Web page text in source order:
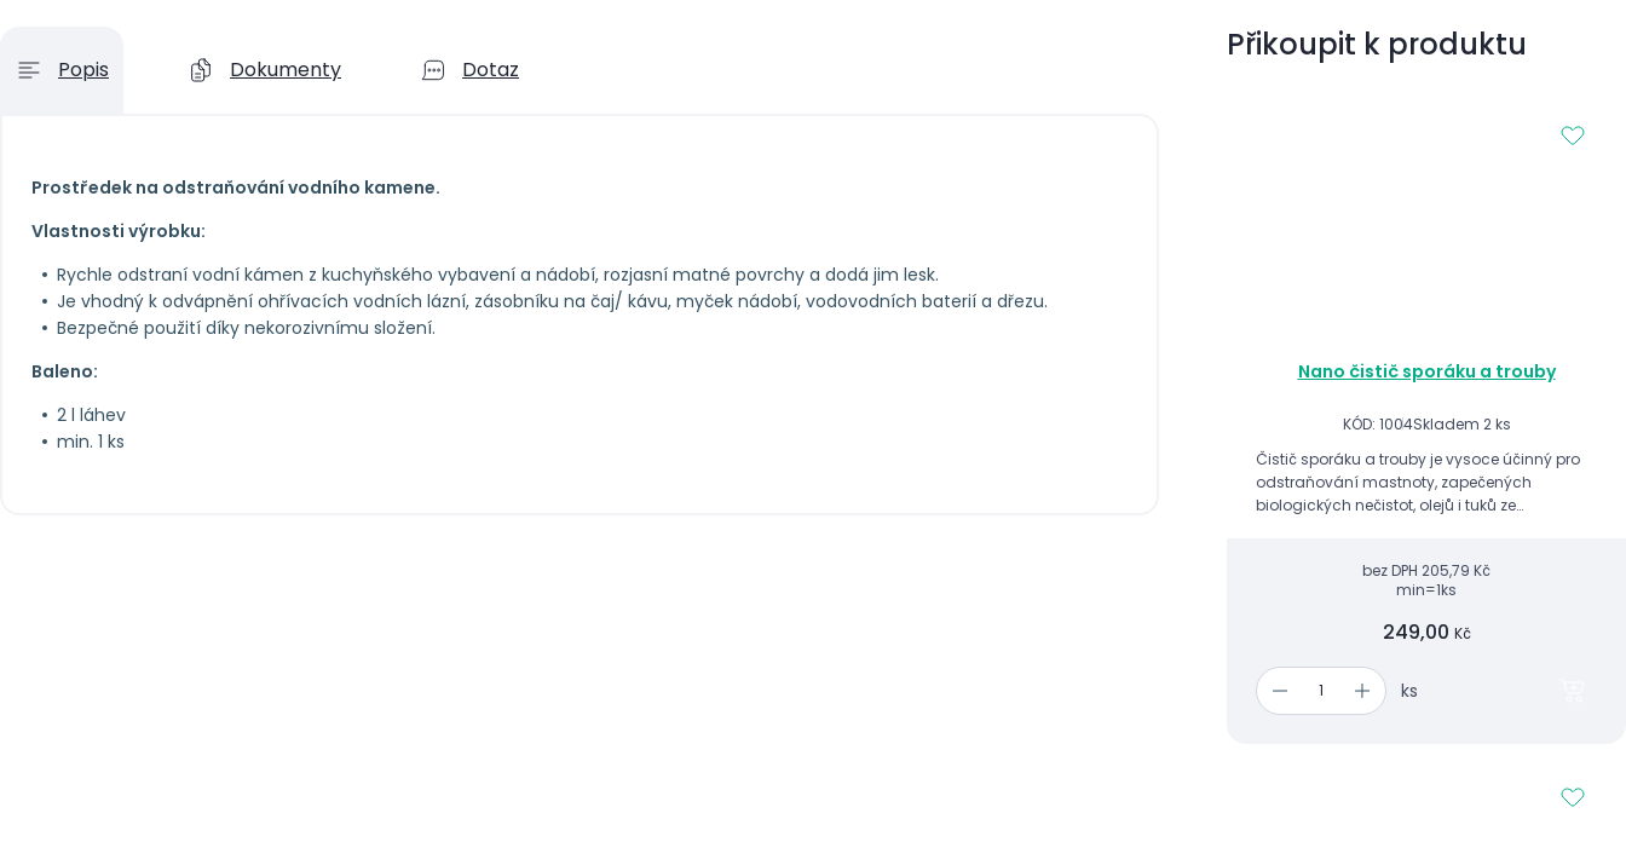
Popis Dokumenty Dotaz
Prostředek na odstraňování vodního kamene.
Vlastnosti výrobku:
Rychle odstraní vodní kámen z kuchyňského vybavení a nádobí, rozjasní matné povrchy a dodá jim lesk.
Je vhodný k odvápnění ohřívacích vodních lázní, zásobníku na čaj/ kávu, myček nádobí, vodovodních baterií a dřezu.
Bezpečné použití díky nekorozivnímu složení.
Baleno:
2 l láhev
min. 1 ks
Přikoupit k produktu
Nano čistič sporáku a trouby
KÓD: 1004Skladem 2 ks
Čistič sporáku a trouby je vysoce účinný pro
odstraňování mastnoty, zapečených
biologických nečistot, olejů i tuků ze
bez DPH 205,79 Kč
min=1ks
249,00 Kč
ks